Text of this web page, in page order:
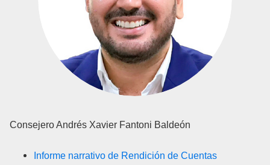
Consejero Andrés Xavier Fantoni Baldeón
Informe narrativo de Rendición de Cuentas